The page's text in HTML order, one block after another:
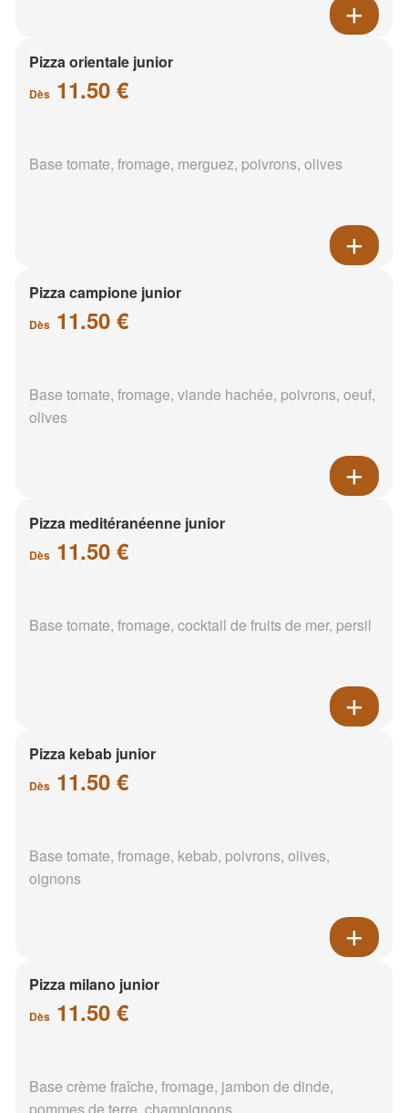
Pizza orientale junior
Dès 11.50 €
Base tomate, fromage, merguez, poivrons, olives
Pizza campione junior
Dès 11.50 €
Base tomate, fromage, viande hachée, poivrons, oeuf,
olives
Pizza meditéranéenne junior
Dès 11.50 €
Base tomate, fromage, cocktail de fruits de mer, persil
Pizza kebab junior
Dès 11.50 €
Base tomate, fromage, kebab, poivrons, olives,
oignons
Pizza milano junior
Dès 11.50 €
Base crème fraîche, fromage, jambon de dinde,
pommes de terre, champignons